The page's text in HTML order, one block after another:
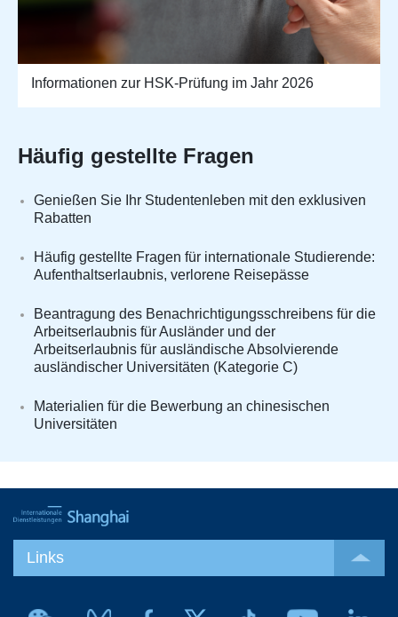
Informationen zur HSK-Prüfung im Jahr 2026
Häufig gestellte Fragen
Genießen Sie Ihr Studentenleben mit den exklusiven
Rabatten
Häufig gestellte Fragen für internationale Studierende:
Aufenthaltserlaubnis, verlorene Reisepässe
Beantragung des Benachrichtigungsschreibens für die
Arbeitserlaubnis für Ausländer und der
Arbeitserlaubnis für ausländische Absolvierende
ausländischer Universitäten (Kategorie C)
Materialien für die Bewerbung an chinesischen
Universitäten
Links